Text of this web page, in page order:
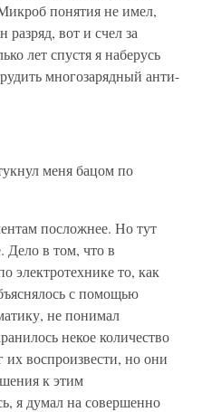
понятия не имел,
разряд, вот и счел за
лет спустя я наберусь
многозарядный анти-
меня бацом по
посложнее. Но тут
Дело в том, что в
электротехнике то, как
с помощью
не понимал
некое количество
воспроизвести, но они
к этим
я думал на совершенно